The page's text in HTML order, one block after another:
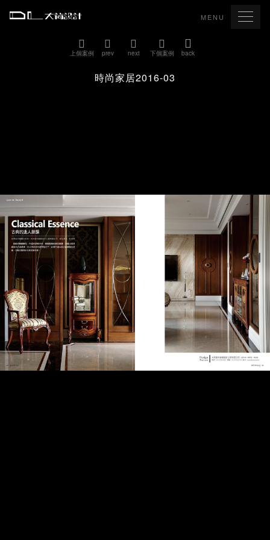
MENU
上個案例 prev next 下個案例 back
時尚家居2016-03